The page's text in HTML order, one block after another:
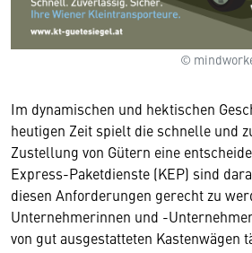
©
Im dynamischen und hektischen
heutigen Zeit spielt die schnelle und
Zustellung von Gütern eine
Express-Paketdienste (KEP) sind
diesen Anforderungen gerecht zu
Unternehmerinnen und -
von gut ausgestatteten Kastenwägen